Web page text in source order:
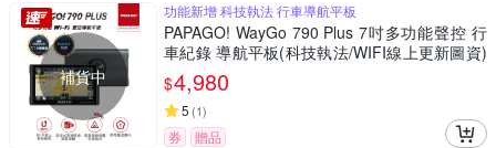
補貨中
功能新增 科技執法 行車導航平板
PAPAGO! WayGo 790 Plus 7吋多功能聲控 行
車紀錄 導航平板(科技執法/WIFI線上更新圖資)
~急
$4,980
5 (1)
券 贈品